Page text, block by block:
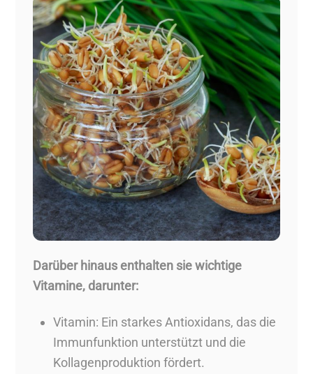
Darüber hinaus enthalten sie wichtige
Vitamine, darunter:
Vitamin: Ein starkes Antioxidans, das die
Immunfunktion unterstützt und die
Kollagenproduktion fördert.